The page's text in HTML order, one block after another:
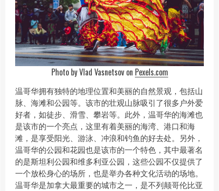
Photo by Vlad Vasnetsov on Pexels.com
温哥华拥有独特的地理位置和美丽的自然景观，包括山
脉、海滩和公园等。该市的壮观山脉吸引了很多户外爱
好者，如徒步、滑雪、攀岩等。此外，温哥华的海滩也
是该市的一个亮点，这里有着美丽的海湾、港口和海
滩，是享受阳光、游泳、冲浪和钓鱼的好去处。另外，
温哥华的公园和花园也是该市的一个特色，其中最著名
的是斯坦利公园和维多利亚公园，这些公园不仅提供了
一个放松身心的场所，也是举办各种文化活动的场地。
温哥华是加拿大最重要的城市之一，是不列颠哥伦比亚